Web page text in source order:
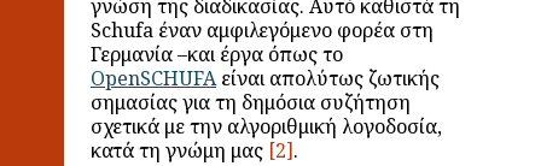
γνώση της διαδικασίας. Αυτό καθιστά τη
Schufa έναν αμφιλεγόμενο φορέα στη
Γερμανία –και έργα όπως το
OpenSCHUFAείναι απολύτως ζωτικής
σημασίας για τη δημόσια συζήτηση
σχετικά με την αλγοριθμική λογοδοσία,
κατά τη γνώμη μας
.